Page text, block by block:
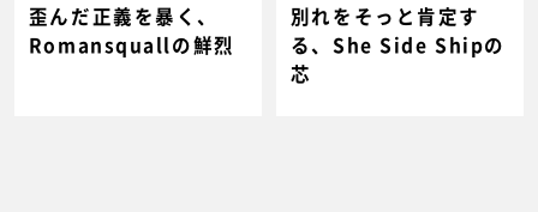
歪んだ正義を暴く、
Romansquallの鮮烈
別れをそっと肯定す
る、She Side Shipの
芯